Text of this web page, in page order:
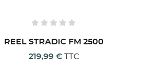
REEL STRADIC FM 2500
219,99 €
TTC